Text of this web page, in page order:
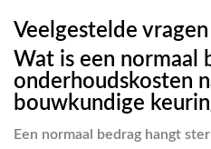
Veelgestelde vragen
Wat is een normaal
onderhoudskosten
bouwkundige
Een normaal bedrag hangt